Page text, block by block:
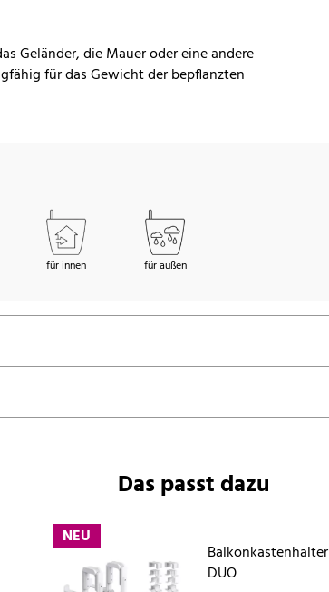
Geländer, die Mauer oder eine andere
für das Gewicht der bepflanzten
für innen für außen
Das passt dazu
NEU
Balkonkastenhalter
DUO